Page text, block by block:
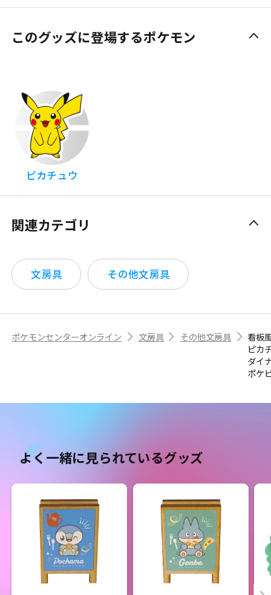
このグッズに登場するポケモン
ピカチュウ
関連カテゴリ
文房具 その他文房具
ポケモンセンターオンライン 文房具 その他文房具
看板
ピ
ダ
ポケ
よく一緒に見られているグッズ